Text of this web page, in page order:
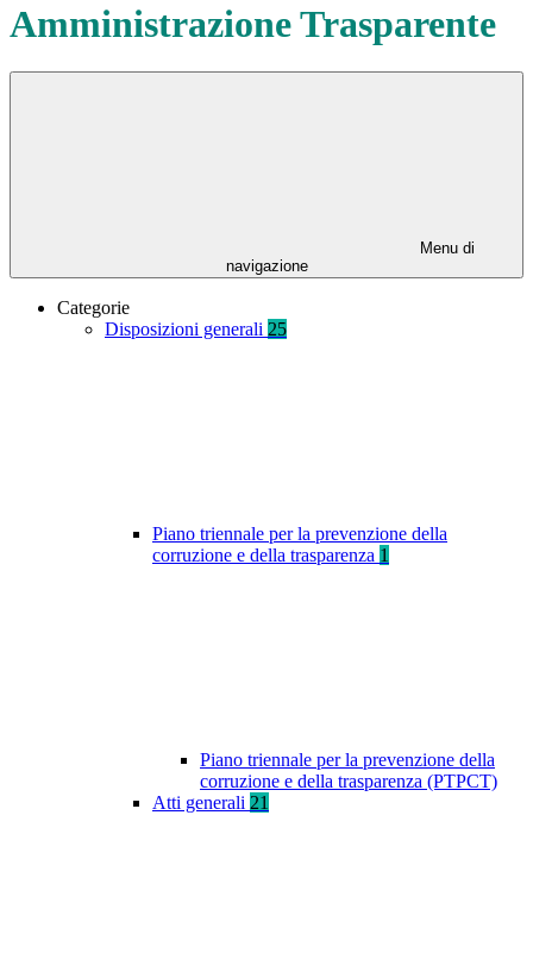
Amministrazione Trasparente
Menu di
navigazione
Categorie
Disposizioni generali 25
Piano triennale per la prevenzione della
corruzione e della trasparenza 1
Piano triennale per la prevenzione della
corruzione e della trasparenza (PTPCT)
Atti generali 21